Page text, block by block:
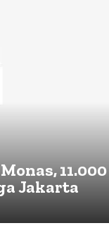
11.000
Jakarta